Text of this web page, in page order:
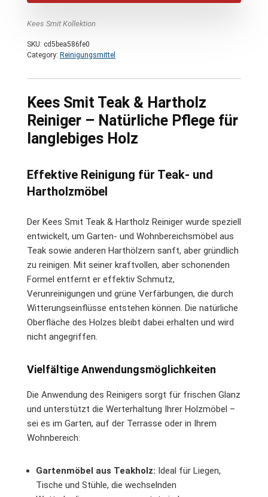
Kees Smit Kollektion
SKU: cd5bea586fe0
Category: Reinigungsmittel
Kees Smit Teak & Hartholz
Reiniger – Natürliche Pflege für
langlebiges Holz
Effektive Reinigung für Teak- und
Hartholzmöbel
Der Kees Smit Teak & Hartholz Reiniger wurde speziell
entwickelt, um Garten- und Wohnbereichsmöbel aus
Teak sowie anderen Harthölzern sanft, aber gründlich
zu reinigen. Mit seiner kraftvollen, aber schonenden
Formel entfernt er effektiv Schmutz,
Verunreinigungen und grüne Verfärbungen, die durch
Witterungseinflüsse entstehen können. Die natürliche
Oberfläche des Holzes bleibt dabei erhalten und wird
nicht angegriffen.
Vielfältige Anwendungsmöglichkeiten
Die Anwendung des Reinigers sorgt für frischen Glanz
und unterstützt die Werterhaltung Ihrer Holzmöbel –
sei es im Garten, auf der Terrasse oder in Ihrem
Wohnbereich:
Gartenmöbel aus Teakholz: Ideal für Liegen,
Tische und Stühle, die wechselnden